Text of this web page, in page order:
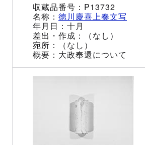
P13732
徳川慶喜上奏文写
十月
（なし）
（なし）
大政奉還について